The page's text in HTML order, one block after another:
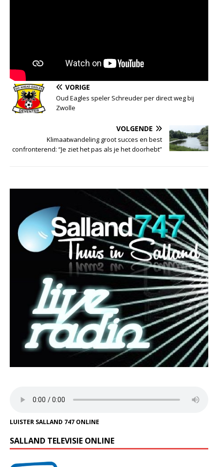
VORIGE
Oud Eagles speler Schreuder per direct weg bij
Zwolle
VOLGENDE
Klimaatwandeling groot succes en best
confronterend: “Je ziet het pas als je het doorhebt”
LUISTER SALLAND 747 ONLINE
SALLAND TELEVISIE ONLINE